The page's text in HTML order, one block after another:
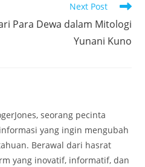
Next Post
Para Dewa dalam Mitologi
Yunani Kuno
seorang pecinta
yang ingin mengubah
Berawal dari hasrat
yang inovatif, informatif, dan